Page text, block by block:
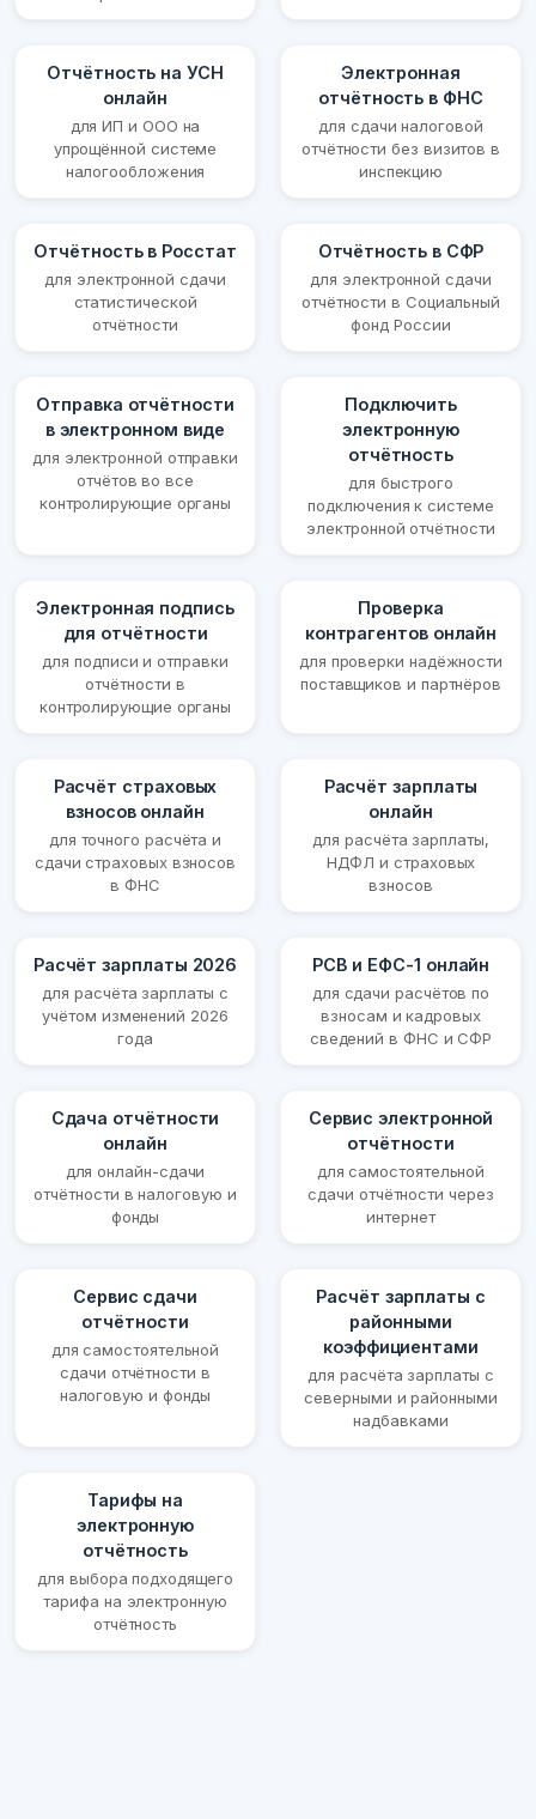
Отчётность на УСН
онлайн
для ИП и ООО на
упрощённой системе
налогообложения
Электронная
отчётность в ФНС
для сдачи налоговой
отчётности без визитов в
инспекцию
Отчётность в Росстат
для электронной сдачи
статистической
отчётности
Отчётность в СФР
для электронной сдачи
отчётности в Социальный
фонд России
Отправка отчётности
в электронном виде
для электронной отправки
отчётов во все
контролирующие органы
Подключить
электронную
отчётность
для быстрого
подключения к системе
электронной отчётности
Электронная подпись
для отчётности
для подписи и отправки
отчётности в
контролирующие органы
Проверка
контрагентов онлайн
для проверки надёжности
поставщиков и партнёров
Расчёт страховых
взносов онлайн
для точного расчёта и
сдачи страховых взносов
в ФНС
Расчёт зарплаты
онлайн
для расчёта зарплаты,
НДФЛ и страховых
взносов
Расчёт зарплаты 2026
для расчёта зарплаты с
учётом изменений 2026
года
РСВ и ЕФС-1 онлайн
для сдачи расчётов по
взносам и кадровых
сведений в ФНС и СФР
Сдача отчётности
онлайн
для онлайн-сдачи
отчётности в налоговую и
фонды
Сервис электронной
отчётности
для самостоятельной
сдачи отчётности через
интернет
Сервис сдачи
отчётности
для самостоятельной
сдачи отчётности в
налоговую и фонды
Расчёт зарплаты с
районными
коэффициентами
для расчёта зарплаты с
северными и районными
надбавками
Тарифы на
электронную
отчётность
для выбора подходящего
тарифа на электронную
отчётность